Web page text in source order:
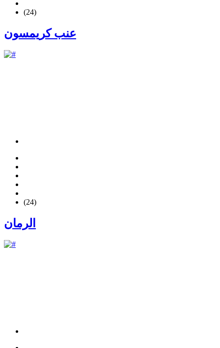
(24)
عنب كريمسون
(24)
الرمان